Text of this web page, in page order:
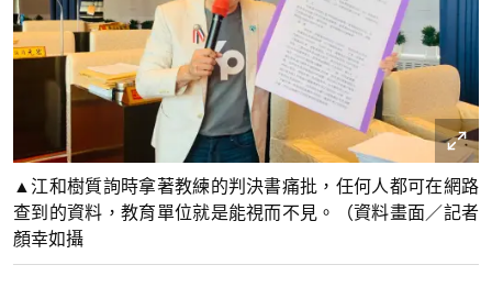
▲江和樹質詢時拿著教練的判決書痛批，任何人都可在網路
查到的資料，教育單位就是能視而不見。（資料畫面／記者
顏幸如攝